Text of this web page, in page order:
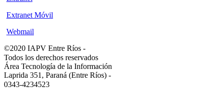
Extranet Móvil
Webmail
©2020 IAPV Entre Ríos -
Todos los derechos reservados
Área Tecnología de la Información
Laprida 351, Paraná (Entre Ríos) -
0343-4234523